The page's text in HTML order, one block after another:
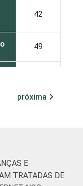
42
49
próxima
E
TRATADAS DE